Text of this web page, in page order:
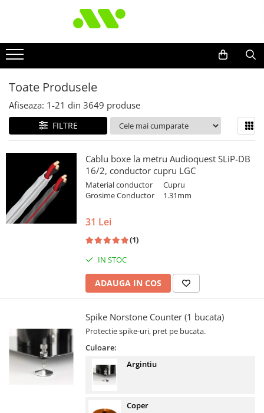
Toate Produsele
Afiseaza: 1-21 din 3649 produse
FILTRE
Cablu boxe la metru Audioquest SLiP-DB
16/2, conductor cupru LGC
Material conductor
Cupru
Grosime Conductor 1.31mm
31 Lei
(1)
IN STOC
ADAUGA IN COS
Spike Norstone Counter (1 bucata)
Protectie spike-uri, pret pe bucata.
Culoare:
Argintiu
Coper